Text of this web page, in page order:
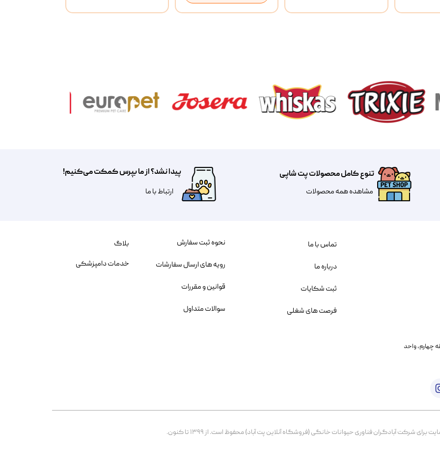
تنوع کامل محصولات پت شاپی
مشاهده همه محصولات
پیدا نشد؟ از ما بپرس کمکت می‌کنیم!
​​​ارتباط با ما
خیابان بنی هاشم پلاک ۲۰۲ ، طبقه چهارم، واحد
شرکت آبادگران فناوری حیوانات خانگی (فروشگاه آنلاین پت آباد) محفوظ است. از ۱۳۹۹ تا کنون.
نحوه ثبت سفارش
رویه های ارسال سفارشات
قوانین و مقررات
سوالات متداول
تماس با ما
درباره ما
ثبت شکایات
فرصت های شغلی
بلاگ
خدمات دامپزشکی